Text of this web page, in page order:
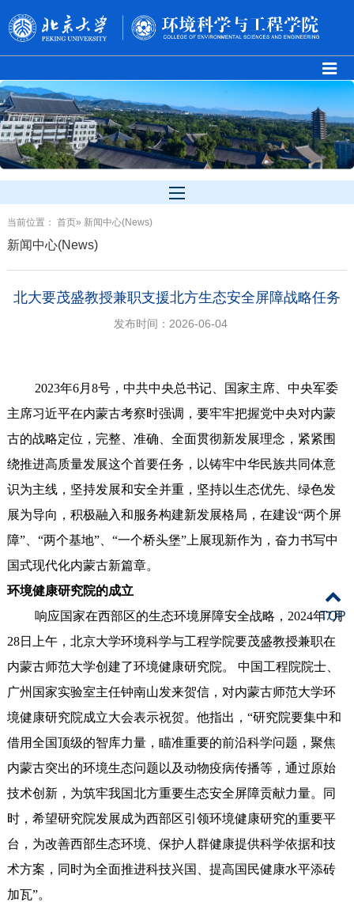
当前位置： 首页» 新闻中心(News)
新闻中心(News)
北大要茂盛教授兼职支援北方生态安全屏障战略任务
发布时间：2026-06-04
2023年6月8号，中共中央总书记、国家主席、中央军委
主席习近平在内蒙古考察时强调，要牢牢把握党中央对内蒙
古的战略定位，完整、准确、全面贯彻新发展理念，紧紧围
绕推进高质量发展这个首要任务，以铸牢中华民族共同体意
识为主线，坚持发展和安全并重，坚持以生态优先、绿色发
展为导向，积极融入和服务构建新发展格局，在建设“两个屏
障”、“两个基地”、“一个桥头堡”上展现新作为，奋力书写中
国式现代化内蒙古新篇章。
环境健康研究院的成立
响应国家在西部区的生态环境屏障安全战略 ，2024年7月
28日上午，北京大学环境科学与工程学院要茂盛教授兼职在
内蒙古师范大学创建了环境健康研究院。 中国工程院院士、
广州国家实验室主任钟南山发来贺信，对内蒙古师范大学环
境健康研究院成立大会表示祝贺。他指出，“研究院要集中和
借用全国顶级的智库力量，瞄准重要的前沿科学问题，聚焦
内蒙古突出的环境生态问题以及动物疫病传播等，通过原始
技术创新，为筑牢我国北方重要生态安全屏障贡献力量。同
时，希望研究院发展成为西部区引领环境健康研究的重要平
台，为改善西部生态环境、保护人群健康提供科学依据和技
术方案，同时为全面推进科技兴国、提高国民健康水平添砖
加瓦”。
TOP